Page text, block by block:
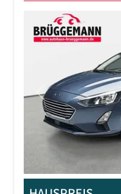
Previous